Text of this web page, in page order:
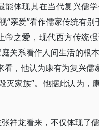
能体现其在当代复兴儒
“亲爱”看作儒家传统有
帝之爱，现代西方传统
关系看作人间生活的根
看，他认为康有为复兴
灭家族”。他据此认为
祥龙看来，不仅体现了